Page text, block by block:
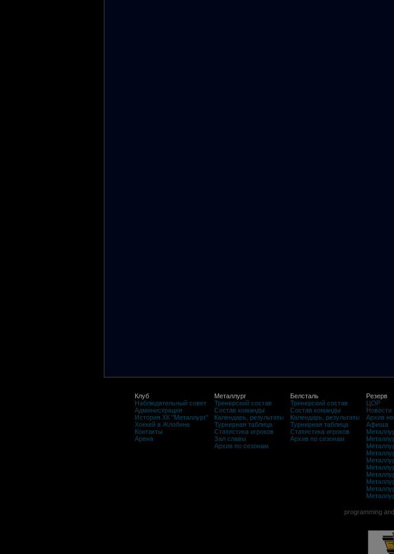
Клуб
Наблюдательный совет
Администрация
История ХК "Металлург"
Хоккей в Жлобине
Контакты
Арена
Металлург
Тренерский состав
Состав команды
Календарь, результаты
Турнирная таблица
Статистика игроков
Зал славы
Архив по сезонам
Белсталь
Тренерский состав
Состав команды
Календарь, результаты
Турнирная таблица
Статистика игроков
Архив по сезонам
Резерв
ЦОР
Новости
Архив
Афиша
programming